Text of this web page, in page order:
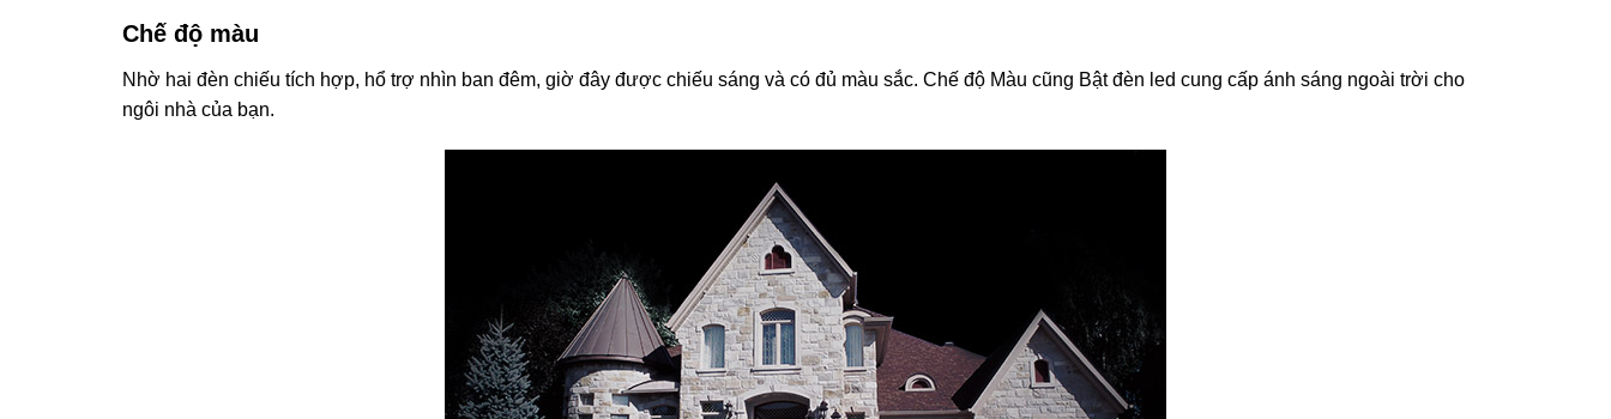
Chế độ màu
Nhờ hai đèn chiếu tích hợp, hổ trợ nhìn ban đêm, giờ đây được chiếu sáng và có đủ màu sắc. Chế độ Màu cũng Bật đèn led cung cấp ánh sáng ngoài trời cho
ngôi nhà của bạn.